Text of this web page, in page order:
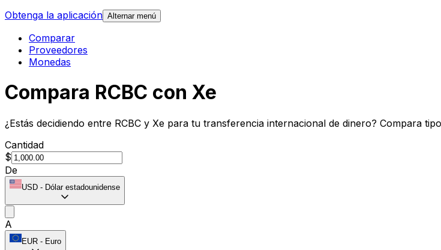
Obtenga la aplicación Alternar menú
Comparar
Proveedores
Monedas
Compara RCBC con Xe
¿Estás decidiendo entre RCBC y Xe para tu transferencia internacional de dinero? Compara
Cantidad
$
De
USD - Dólar estadounidense
A
EUR - Euro